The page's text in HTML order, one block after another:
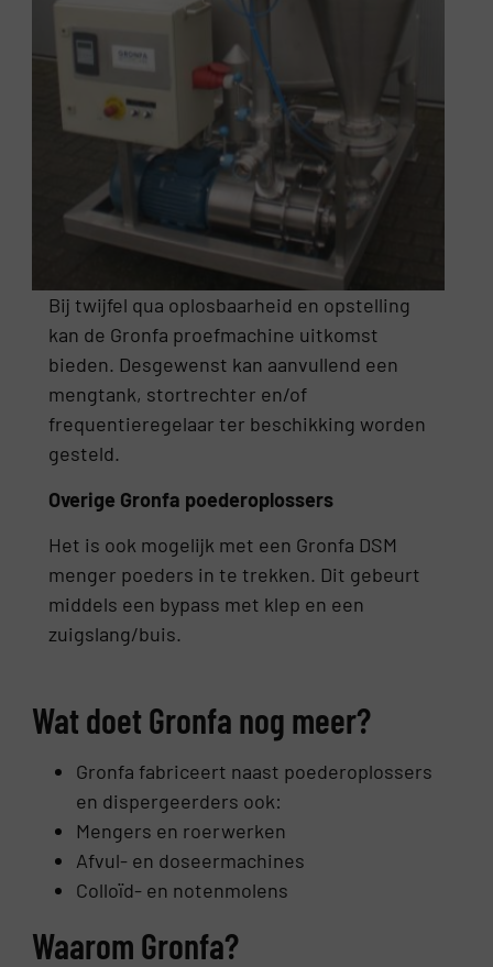
Bij twijfel qua oplosbaarheid en opstelling
kan de Gronfa proefmachine uitkomst
bieden. Desgewenst kan aanvullend een
mengtank, stortrechter en/of
frequentieregelaar ter beschikking worden
gesteld.
Overige Gronfa poederoplossers
Het is ook mogelijk met een Gronfa DSM
menger poeders in te trekken. Dit gebeurt
middels een bypass met klep en een
zuigslang/buis.
Wat doet Gronfa nog meer?
Gronfa fabriceert naast poederoplossers
en dispergeerders ook:
Mengers en roerwerken
Afvul- en doseermachines
Colloïd- en notenmolens
Waarom Gronfa?